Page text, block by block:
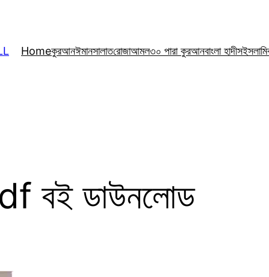
Homeকুরআনঈমানসালাতরোজাআমল৩০ পারা কুরআনবাংলা হাদীস
বই ডাউনলোড